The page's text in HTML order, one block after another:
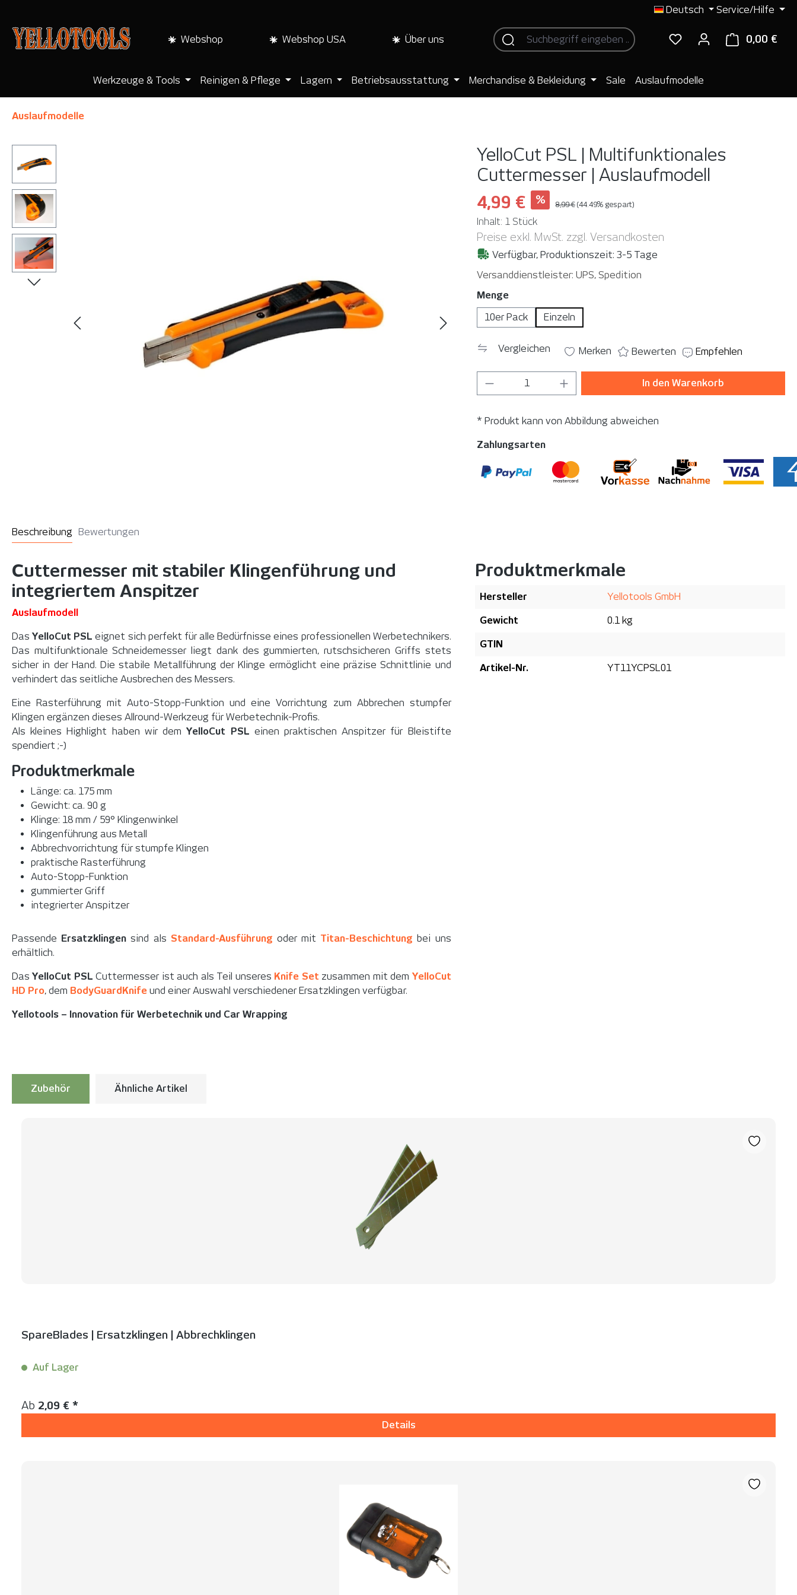
Deutsch Service/Hilfe
Webshop Webshop USA Über uns 0,00 €
Werkzeuge & Tools Reinigen & Pflege Lagern Betriebsausstattung Merchandise & Bekleidung Sale Auslaufmodelle
Auslaufmodelle
YelloCut PSL | Multifunktionales
Cuttermesser | Auslaufmodell
4,99 € % 8,99 € (44.49% gespart)
Inhalt: 1 Stück
Preise exkl. MwSt. zzgl. Versandkosten
Verfügbar, Produktionszeit: 3-5 Tage
Versanddienstleister: UPS, Spedition
Mengeauswählen
10er Pack
Einzeln
Vergleichen Merken Bewerten Empfehlen
Produkt Anzahl: Gib den gewünschten Wert
In den Warenkorb
* Produkt kann von Abbildung abweichen
Zahlungsarten
Beschreibung Bewertungen
Cuttermesser mit stabiler Klingenführung und
integriertem Anspitzer
Auslaufmodell
DasYelloCut PSL eignet sich perfekt für alle Bedürfnisse eines professionellen Werbetechnikers.
Das multifunktionale Schneidemesser liegt dank des gummierten, rutschsicheren Griffs stets
sicher in der Hand. Die stabile Metallführung der Klinge ermöglicht eine präzise Schnittlinie und
verhindert das seitliche Ausbrechen des Messers.
Eine Rasterführung mit Auto-Stopp-Funktion und eine Vorrichtung zum Abbrechen stumpfer
Klingen ergänzen dieses Allround-Werkzeug für Werbetechnik-Profis.
Als kleines Highlight haben wir demYelloCut PSL einen praktischen Anspitzer für Bleistifte
spendiert ;-)
Produktmerkmale
Länge: ca. 175 mm
Gewicht: ca. 90 g
Klinge: 18 mm / 59° Klingenwinkel
Klingenführung aus Metall
Abbrechvorrichtung für stumpfe Klingen
praktische Rasterführung
Auto-Stopp-Funktion
gummierter Griff
integrierter Anspitzer
Passende Ersatzklingen sind als Standard-Ausführung oder mit Titan-Beschichtung bei uns
erhältlich.
DasYelloCut PSL Cuttermesser ist auch als Teil unseres Knife Setzusammen mit dem YelloCut
HD Pro, dem BodyGuardKnife und einer Auswahl verschiedener Ersatzklingen verfügbar.
Yellotools – Innovation für Werbetechnik und Car Wrapping
Produktmerkmale
Hersteller Yellotools GmbH
Gewicht 0.1 kg
GTIN
Artikel-Nr. YT11YCPSL01
Zubehör
Ähnliche Artikel
SpareBlades | Ersatzklingen | Abbrechklingen
Auf Lager
Regulärer Preis:
Ab 2,09 € *
Details